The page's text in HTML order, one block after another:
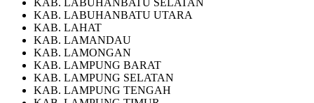
KAB. LABUHANBATU UTARA
KAB. LAHAT
KAB. LAMANDAU
KAB. LAMONGAN
KAB. LAMPUNG BARAT
KAB. LAMPUNG SELATAN
KAB. LAMPUNG TENGAH